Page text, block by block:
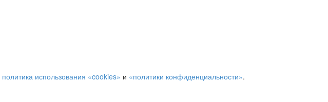
политика использования «cookies» и «политики конфиденциальности».